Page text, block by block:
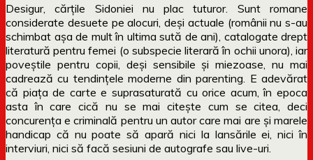
Desigur, cărțile Sidoniei nu plac tuturor. Sunt romane
considerate desuete pe alocuri, deși actuale (românii nu s-au
schimbat așa de mult în ultima sută de ani), catalogate drept
literatură pentru femei (o subspecie literară în ochii unora), iar
poveștile pentru copii, deși sensibile și miezoase, nu mai
cadrează cu tendințele moderne din parenting. E adevărat
că piața de carte e suprasaturată cu orice acum, în epoca
asta în care cică nu se mai citește cum se citea, deci
concurența e criminală pentru un autor care mai are și marele
handicap că nu poate să apară nici la lansările ei, nici în
interviuri, nici să facă sesiuni de autografe sau live-uri.